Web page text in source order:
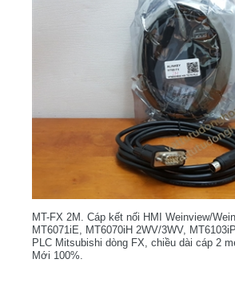
MT-FX 2M. Cáp kết nối HMI Weinview/
MT6071iE, MT6070iH 2WV/3WV,
PLC Mitsubishi dòng FX, chiều dài cáp 2
Mới 100%.